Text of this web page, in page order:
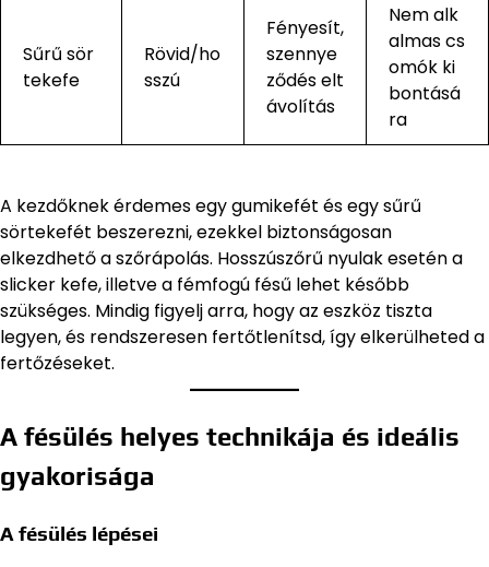
Sűrű sör
tekefe
Rövid/ho
sszú
Fényesít,
szennye
ződés elt
ávolítás
Nem alk
almas cs
omók ki
bontásá
ra
A kezdőknek érdemes egy gumikefét és egy sűrű
sörtekefét beszerezni, ezekkel biztonságosan
elkezdhető a szőrápolás. Hosszúszőrű nyulak esetén a
slicker kefe, illetve a fémfogú fésű lehet később
szükséges. Mindig figyelj arra, hogy az eszköz tiszta
legyen, és rendszeresen fertőtlenítsd, így elkerülheted a
fertőzéseket.
A fésülés helyes technikája és ideális
gyakorisága
A fésülés lépései